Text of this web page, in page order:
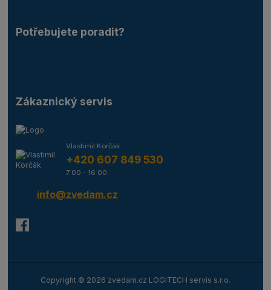
Potřebujete poradit?
Zákaznický servis
Vlastimil Korčák
+420 607 849 530
7:00 - 16:00
info@zvedam.cz
Copyright © 2026 zvedam.cz LOGITECH servis s.r.o.